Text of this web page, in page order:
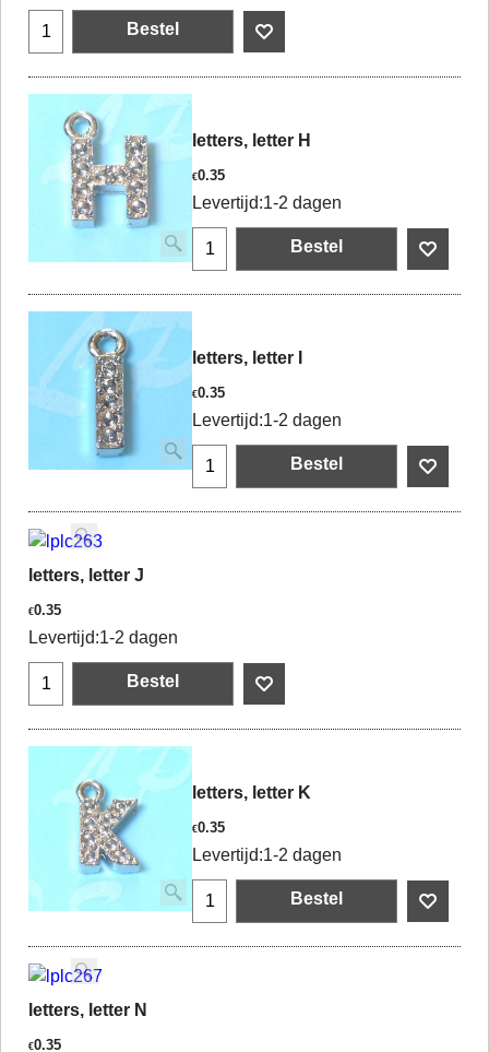
Bestel
letters, letter H
€0.35
Levertijd:1-2 dagen
Bestel
letters, letter I
€0.35
Levertijd:1-2 dagen
Bestel
letters, letter J
€0.35
Levertijd:1-2 dagen
Bestel
letters, letter K
€0.35
Levertijd:1-2 dagen
Bestel
letters, letter N
€0.35